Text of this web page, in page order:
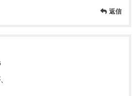
返信